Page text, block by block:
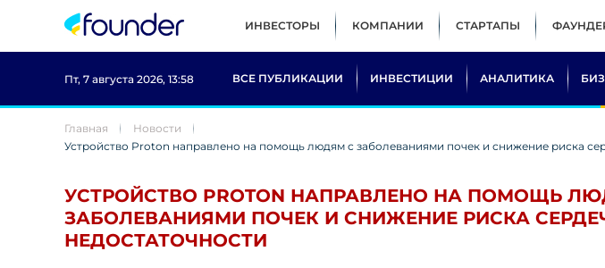
ИНВЕСТОРЫ КОМПАНИИ СТАРТАПЫ
Пт, 7 августа 2026, 13:58 ВСЕ ПУБЛИКАЦИИ ИНВЕСТИЦИИ АНАЛИТИКА
Главная
Новости
Устройство Proton направлено на помощь людям с заболеваниями почек и снижение риска
УСТРОЙСТВО PROTON НАПРАВЛЕНО НА ПОМОЩЬ
ЗАБОЛЕВАНИЯМИ ПОЧЕК И СНИЖЕНИЕ РИСКА
НЕДОСТАТОЧНОСТИ